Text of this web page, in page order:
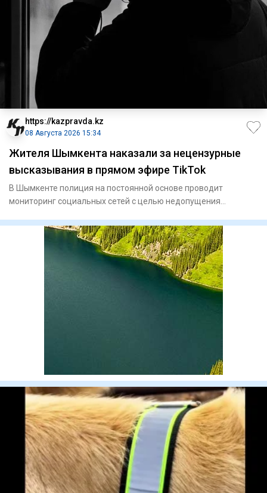
https://kazpravda.kz
08 Августа 2026 15:34
Жителя Шымкента наказали за нецензурные
высказывания в прямом эфире TikTok
В Шымкенте полиция на постоянной основе проводит
мониторинг социальных сетей с целью недопущения